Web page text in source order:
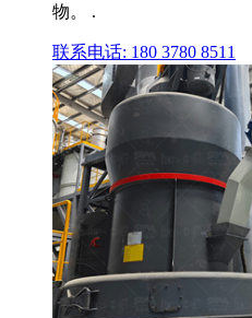
物。 .
联系电话: 180 3780 8511